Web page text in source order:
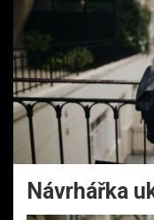
Návrhářka